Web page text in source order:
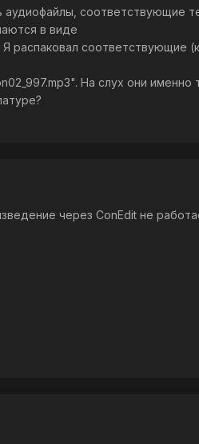
аудиофайлы, соответствующие
в виде
распаковал соответствующие
На слух они именно
через ConEdit не